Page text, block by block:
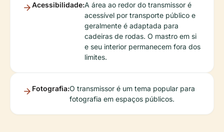
Acessibilidade:A área ao redor do transmissor é
acessível por transporte público e
geralmente é adaptada para
cadeiras de rodas. O mastro em si
e seu interior permanecem fora dos
limites.
Fotografia:O transmissor é um tema popular para
fotografia em espaços públicos.